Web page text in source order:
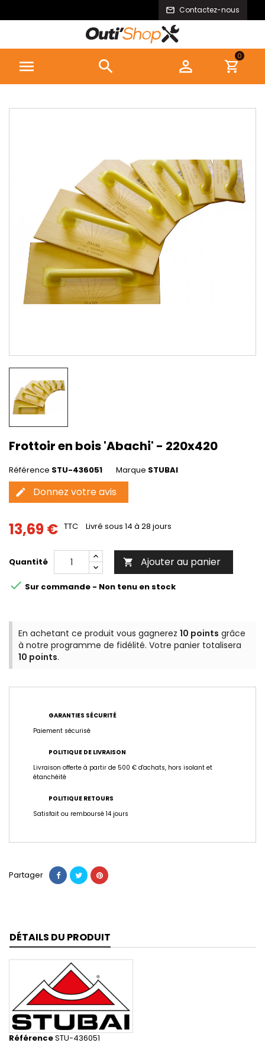
Contactez-nous
  
0
Frottoir en bois 'Abachi' - 220x420
Référence STU-436051 Marque STUBAI
edit Donnez votre avis
13,69 € TTC Livré sous 14 à 28 jours
Quantité  Ajouter au panier
 Sur commande - Non tenu en stock
En achetant ce produit vous gagnerez 10 points grâce
à notre programme de fidélité. Votre panier totalisera
10 points.
GARANTIES SÉCURITÉ
Paiement sécurisé
POLITIQUE DE LIVRAISON
Livraison offerte à partir de 500 € d'achats, hors isolant et
étanchéité
POLITIQUE RETOURS
Satisfait ou remboursé 14 jours
Partager
DÉTAILS DU PRODUIT
RéférenceSTU-436051